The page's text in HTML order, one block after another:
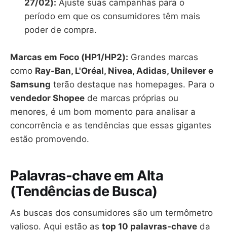
27/02): Ajuste suas campanhas para o
período em que os consumidores têm mais
poder de compra.
Marcas em Foco (HP1/HP2): Grandes marcas
como Ray-Ban, L'Oréal, Nivea, Adidas, Unilever e
Samsung terão destaque nas homepages. Para o
vendedor Shopee de marcas próprias ou
menores, é um bom momento para analisar a
concorrência e as tendências que essas gigantes
estão promovendo.
Palavras-chave em Alta
(Tendências de Busca)
As buscas dos consumidores são um termômetro
valioso. Aqui estão as top 10 palavras-chave da